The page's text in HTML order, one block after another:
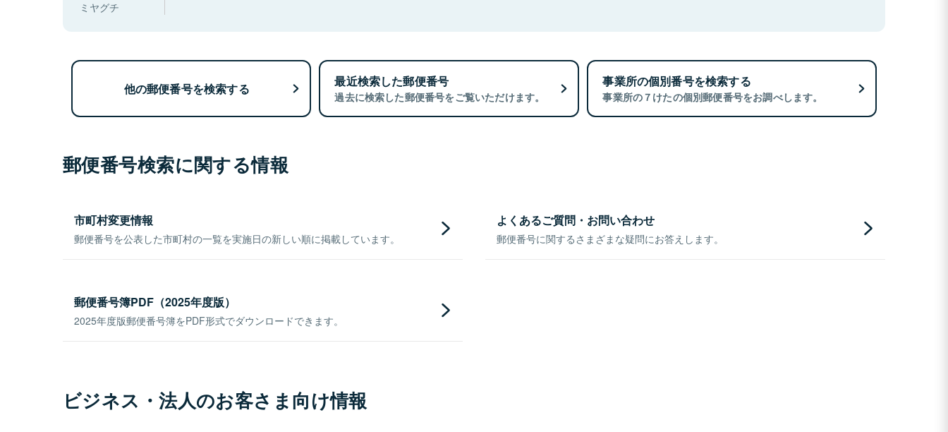
ミヤグチ
他の郵便番号を検索する 最近検索した郵便番号
過去に検索した郵便番号をご覧いただけます。
事業所の個別番号を検索する
事業所の７けたの個別郵便番号をお調べします。
郵便番号検索に関する情報
市町村変更情報
郵便番号を公表した市町村の一覧を実施日の新しい順に掲載しています。
よくあるご質問・お問い合わせ
郵便番号に関するさまざまな疑問にお答えします。
郵便番号簿PDF（2025年度版）
2025年度版郵便番号簿をPDF形式でダウンロードできます。
ビジネス・法人のお客さま向け情報